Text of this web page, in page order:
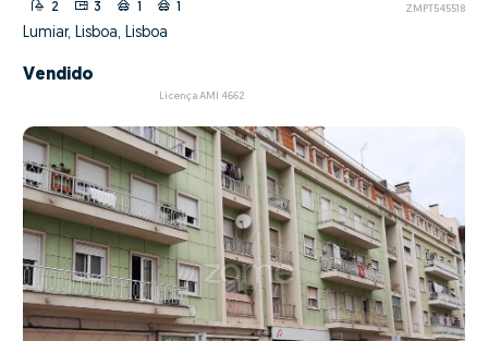
2 3 1 1 ZMPT545518
Lumiar, Lisboa, Lisboa
Vendido
Licença AMI 4662